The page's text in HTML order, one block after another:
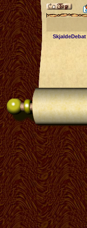
SkjaldeDebat